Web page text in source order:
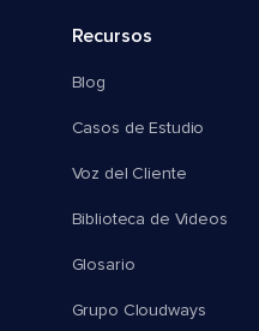
Recursos
Blog
Casos de Estudio
Voz del Cliente
Biblioteca de Videos
Glosario
Grupo Cloudways